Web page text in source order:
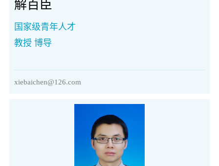
解百臣
国家级青年人才
教授 博导
xiebaichen@126.com